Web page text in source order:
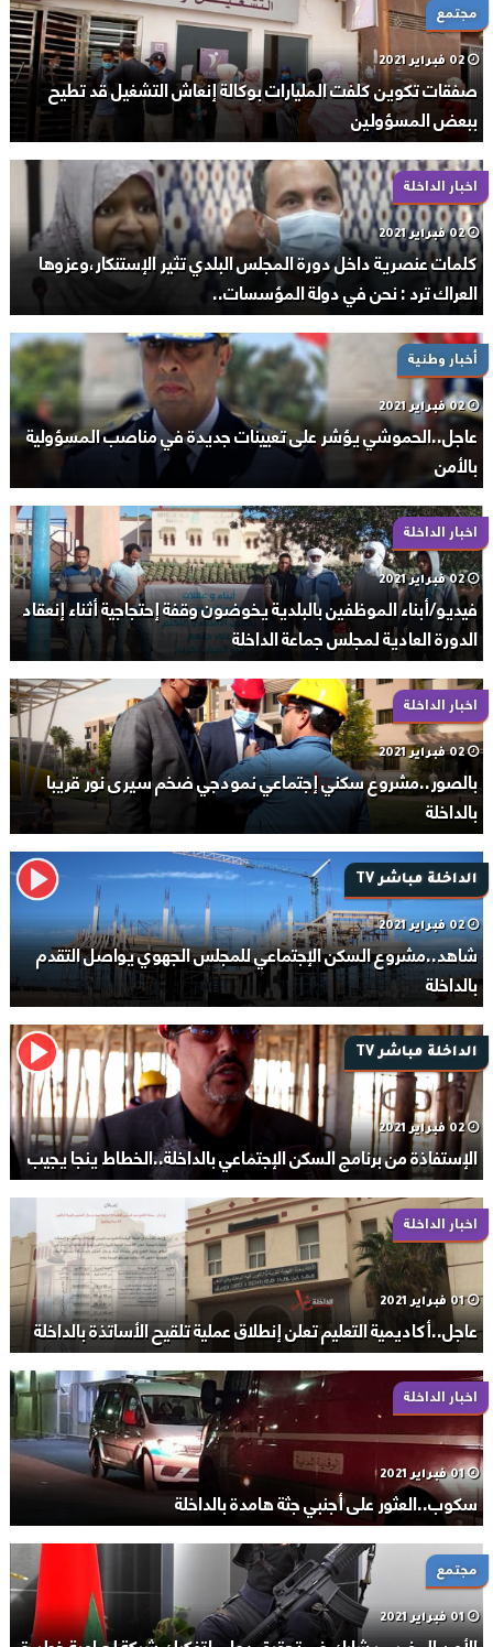
مجتمع
صفقات تكوين كلفت المليارات بوكالة إنعاش التشغيل قد تطيح
ببعض المسؤولين
اخبار الداخلة
02 فبراير 2021
كلمات عنصرية داخل دورة المجلس البلدي تثير الإستنكار،وعزوها
العراك ترد : نحن في دولة المؤسسات..
أخبار وطنية
02 فبراير 2021
عاجل..الحموشي يؤشر على تعيينات جديدة في مناصب المسؤولية
بالأمن
اخبار الداخلة
02 فبراير 2021
فيديو/أبناء الموظفين بالبلدية يخوضون وقفة إحتجاجية أثناء إنعقاد
الدورة العادية لمجلس جماعة الداخلة
اخبار الداخلة
02 فبراير 2021
بالصور..مشروع سكني إجتماعي نمودجي ضخم سيرى نور قريبا
بالداخلة
الداخلة مباشر TV
02 فبراير 2021
شاهد..مشروع السكن الإجتماعي للمجلس الجهوي يواصل التقدم
بالداخلة
الداخلة مباشر TV
02 فبراير 2021
الإستفاذة من برنامج السكن الإجتماعي بالداخلة..الخطاط ينجا يجيب
اخبار الداخلة
01 فبراير 2021
عاجل..أكاديمية التعليم تعلن إنطلاق عملية تلقيح الأساتذة بالداخلة
اخبار الداخلة
01 فبراير 2021
سكوب..العثور على أجنبي جثة هامدة بالداخلة
مجتمع
01 فبراير 2021